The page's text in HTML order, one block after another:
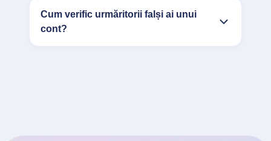
Cum verific urmăritorii falși ai unui
cont?